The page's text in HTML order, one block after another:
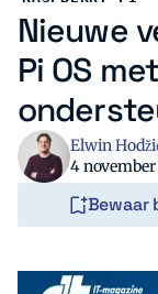
Nieuwe
Pi OS
Elwin
4
Bewaar